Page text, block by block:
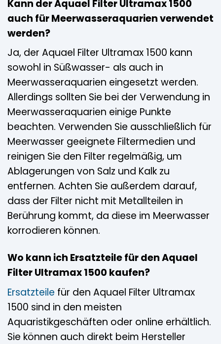
Kann der Aquael Filter Ultramax 1500
auch für Meerwasseraquarien verwendet
werden?
Ja, der Aquael Filter Ultramax 1500 kann
sowohl in Süßwasser- als auch in
Meerwasseraquarien eingesetzt werden.
Allerdings sollten Sie bei der Verwendung in
Meerwasseraquarien einige Punkte
beachten. Verwenden Sie ausschließlich für
Meerwasser geeignete Filtermedien und
reinigen Sie den Filter regelmäßig, um
Ablagerungen von Salz und Kalk zu
entfernen. Achten Sie außerdem darauf,
dass der Filter nicht mit Metallteilen in
Berührung kommt, da diese im Meerwasser
korrodieren können.
Wo kann ich Ersatzteile für den Aquael
Filter Ultramax 1500 kaufen?
Ersatzteile für den Aquael Filter Ultramax
1500 sind in den meisten
Aquaristikgeschäften oder online erhältlich.
Sie können auch direkt beim Hersteller